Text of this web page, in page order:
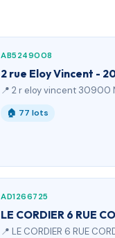
AB5249008
2 rue Eloy Vincent -
📍 2 r eloy vincent 30900
🏠 77 lots
AD1266725
LE CORDIER 6 RUE
📍 LE CORDIER 6 RUE